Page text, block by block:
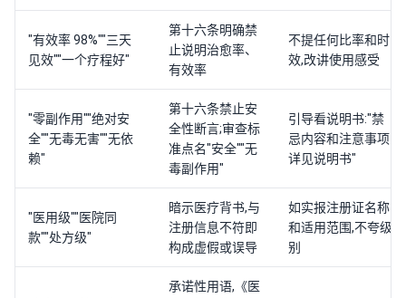
"有效率 98%""三天
见效""一个疗程好"
第十六条明确禁
止说明治愈率、
有效率
不提任何比率和时
效,改讲使用感受
"零副作用""绝对安
全""无毒无害""无依
赖"
第十六条禁止安
全性断言;审查标
准点名"安全""无
毒副作用"
引导看说明书:"禁
忌内容和注意事项
详见说明书"
"医用级""医院同
款""处方级"
暗示医疗背书,与
注册信息不符即
构成虚假或误导
如实报注册证名称
和适用范围,不夸级
别
承诺性用语,《医